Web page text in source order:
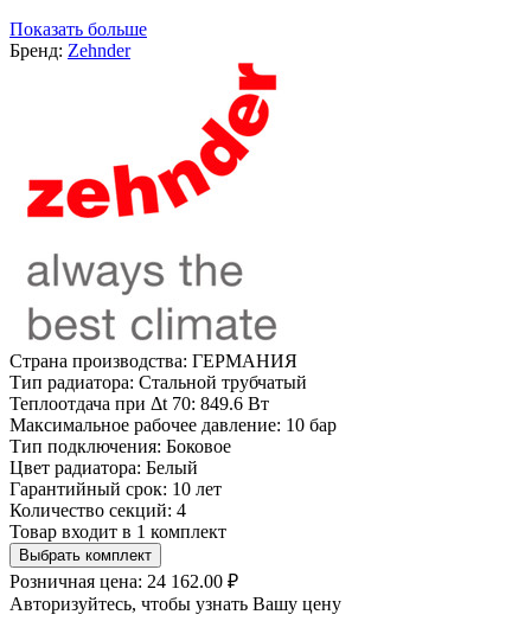
Показать больше
Бренд: Zehnder
Страна производства: ГЕРМАНИЯ
Тип радиатора: Стальной трубчатый
Теплоотдача при Δt 70: 849.6 Вт
Максимальное рабочее давление: 10 бар
Тип подключения: Боковое
Цвет радиатора: Белый
Гарантийный срок: 10 лет
Количество секций: 4
Товар входит в 1 комплект
Выбрать комплект
Розничная цена: 24 162.00 ₽
Авторизуйтесь, чтобы узнать Вашу цену